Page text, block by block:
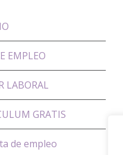
EMPLEO
LABORAL
GRATIS
de empleo